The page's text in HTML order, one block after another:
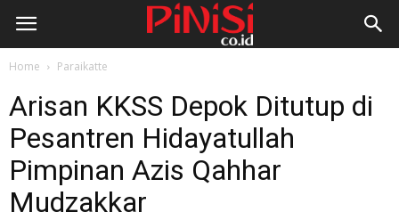
Home Paraikatte
Arisan KKSS Depok Ditutup di
Pesantren Hidayatullah
Pimpinan Azis Qahhar
Mudzakkar